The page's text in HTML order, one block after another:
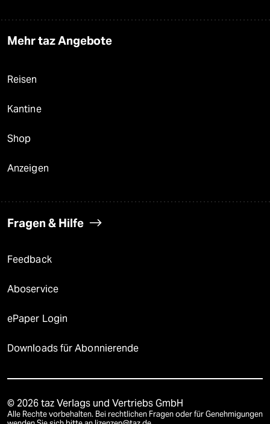
Mehr taz Angebote
Reisen
Kantine
Shop
Anzeigen
Fragen & Hilfe
Feedback
Aboservice
ePaper Login
Downloads für Abonnierende
© 2026 taz Verlags und Vertriebs GmbH
Alle Rechte vorbehalten. Bei rechtlichen Fragen oder für Genehmigungen